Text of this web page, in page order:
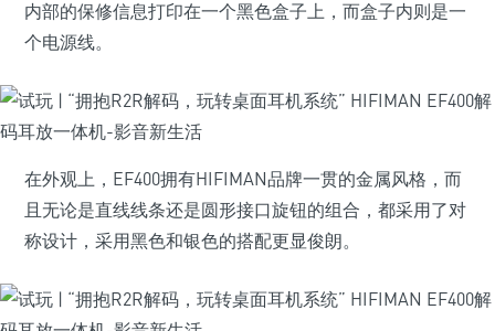
内部的保修信息打印在一个黑色盒子上，而盒子内则是一
个电源线。
在外观上，EF400拥有HIFIMAN品牌一贯的金属风格，而
且无论是直线线条还是圆形接口旋钮的组合，都采用了对
称设计，采用黑色和银色的搭配更显俊朗。